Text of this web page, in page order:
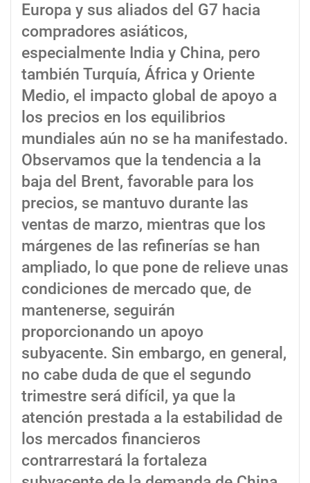
Europa y sus aliados del G7 hacia
compradores asiáticos,
especialmente India y China, pero
también Turquía, África y Oriente
Medio, el impacto global de apoyo a
los precios en los equilibrios
mundiales aún no se ha manifestado.
Observamos que la tendencia a la
baja del Brent, favorable para los
precios, se mantuvo durante las
ventas de marzo, mientras que los
márgenes de las refinerías se han
ampliado, lo que pone de relieve unas
condiciones de mercado que, de
mantenerse, seguirán
proporcionando un apoyo
subyacente. Sin embargo, en general,
no cabe duda de que el segundo
trimestre será difícil, ya que la
atención prestada a la estabilidad de
los mercados financieros
contrarrestará la fortaleza